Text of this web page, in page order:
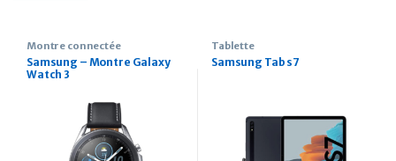
Montre connectée
Samsung – Montre Galaxy
Watch 3
Tablette
Samsung Tab s7